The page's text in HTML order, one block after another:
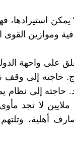
استيرادها،
وموازين القوى
على واجهة
حاجته إلى
إلى نظام
لا تجد مأوى
أهلية، وتلتهم